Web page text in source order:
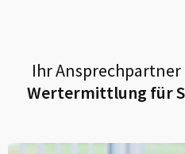
Ihr
Wertermittlung für